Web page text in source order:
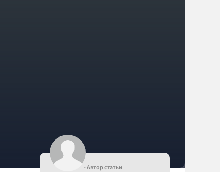
- Автор статьи